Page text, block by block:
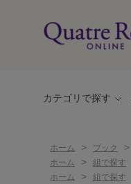
カテゴリで探す
ホーム > ブック >
ホーム
> 組で探す
ホーム
> 組で探す